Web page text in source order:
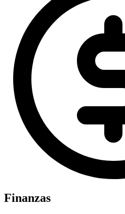
Finanzas